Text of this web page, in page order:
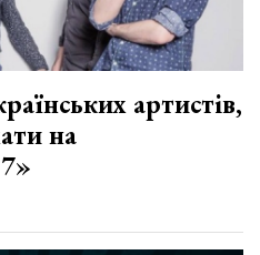
артистів,
на